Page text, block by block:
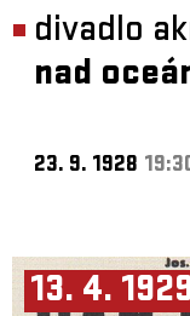
divadlo
nad
23. 9. 1928
13. 4.